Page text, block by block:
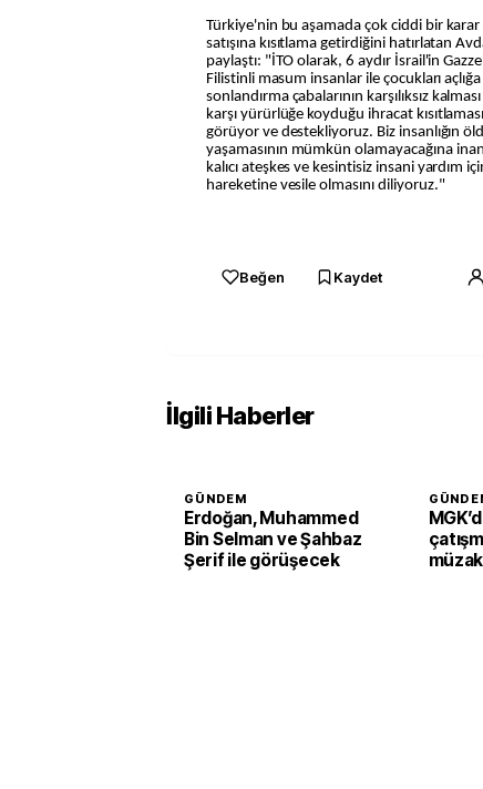
Türkiye'nin bu aşamada çok ciddi bir karar
satışına kısıtlama getirdiğini hatırlatan
paylaştı: "İTO olarak, 6 aydır İsrail'in
Filistinli masum insanlar ile çocukları
sonlandırma çabalarının karşılıksız
karşı yürürlüğe koyduğu ihracat
görüyor ve destekliyoruz. Biz insanlığın
yaşamasının mümkün olamayacağına
kalıcı ateşkes ve kesintisiz insani yardım
hareketine vesile olmasını diliyoruz."
Beğen Kaydet
İlgili Haberler
GÜNDEM
Erdoğan, Muhammed
Bin Selman ve Şahbaz
Şerif ile görüşecek